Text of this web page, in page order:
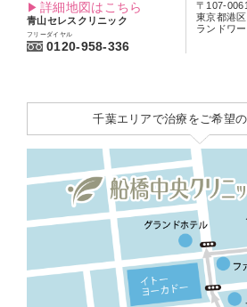
詳細地図はこちら
青山セレスクリニック
フリーダイヤル
0120-958-336
〒107-0061
東京都港
ランドワ
千葉エリアで治療をご希望